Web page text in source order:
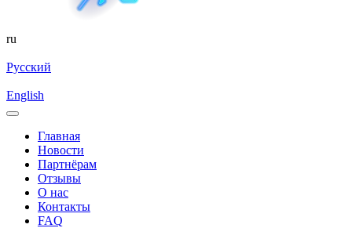
ru
Русский
English
Главная
Новости
Партнёрам
Отзывы
О нас
Контакты
FAQ